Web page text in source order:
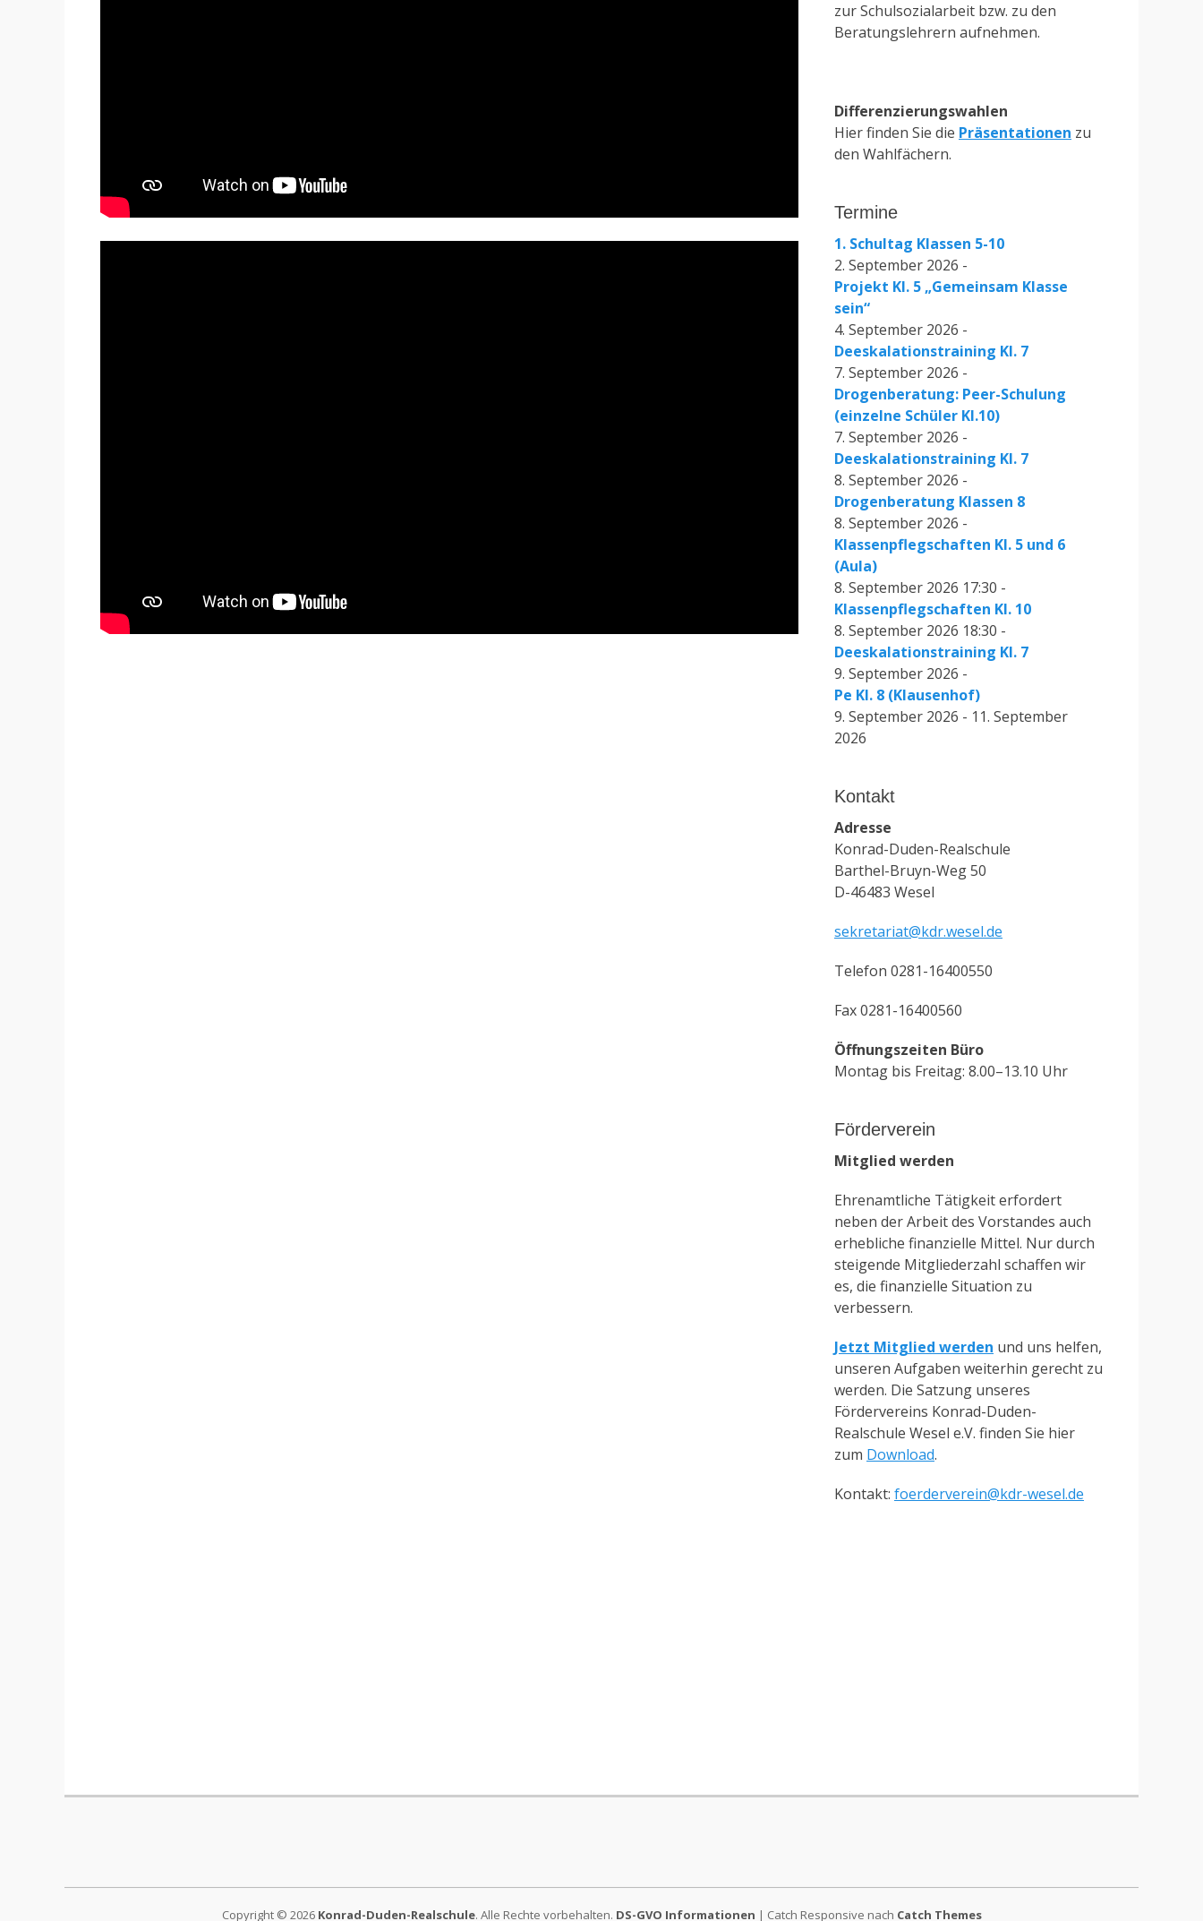
zur Schulsozialarbeit bzw. zu den
Beratungslehrern aufnehmen.
Differenzierungswahlen
Hier finden Sie die Präsentationen zu
den Wahlfächern.
Termine
1. Schultag Klassen 5-10
2. September 2026 -
Projekt Kl. 5 „Gemeinsam Klasse
sein“
4. September 2026 -
Deeskalationstraining Kl. 7
7. September 2026 -
Drogenberatung: Peer-Schulung
(einzelne Schüler Kl.10)
7. September 2026 -
Deeskalationstraining Kl. 7
8. September 2026 -
Drogenberatung Klassen 8
8. September 2026 -
Klassenpflegschaften Kl. 5 und 6
(Aula)
8. September 2026 17:30 -
Klassenpflegschaften Kl. 10
8. September 2026 18:30 -
Deeskalationstraining Kl. 7
9. September 2026 -
Pe Kl. 8 (Klausenhof)
9. September 2026 - 11. September
2026
Kontakt
Adresse
Konrad-Duden-Realschule
Barthel-Bruyn-Weg 50
D-46483 Wesel
sekretariat@kdr.wesel.de
Telefon 0281-16400550
Fax 0281-16400560
Öffnungszeiten Büro
Montag bis Freitag: 8.00–13.10 Uhr
Förderverein
Mitglied werden
Ehrenamtliche Tätigkeit erfordert
neben der Arbeit des Vorstandes auch
erhebliche finanzielle Mittel. Nur durch
steigende Mitgliederzahl schaffen wir
es, die finanzielle Situation zu
verbessern.
Jetzt Mitglied werden und uns helfen,
unseren Aufgaben weiterhin gerecht zu
werden. Die Satzung unseres
Fördervereins Konrad-Duden-
Realschule Wesel e.V. finden Sie hier
zum Download.
Kontakt: foerderverein@kdr-wesel.de
Copyright © 2026 Konrad-Duden-Realschule. Alle Rechte vorbehalten. DS-GVO Informationen | Catch Responsive nach Catch Themes